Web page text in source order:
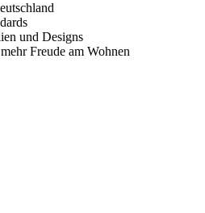
und Designs
Freude am Wohnen